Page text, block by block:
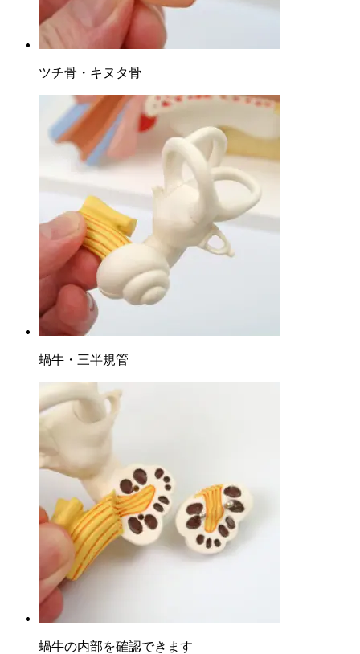
ツチ骨・キヌタ骨
蝸牛・三半規管
蝸牛の内部を確認できます